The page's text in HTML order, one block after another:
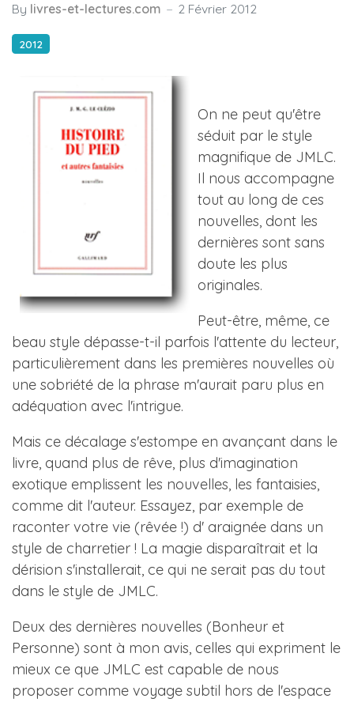
By livres-et-lectures.com 2 Février 2012
2012
On ne peut qu'être
séduit par le style
magnifique de JMLC.
Il nous accompagne
tout au long de ces
nouvelles, dont les
dernières sont sans
doute les plus
originales.
Peut-être, même, ce
beau style dépasse-t-il parfois l'attente du lecteur,
particulièrement dans les premières nouvelles où
une sobriété de la phrase m'aurait paru plus en
adéquation avec l'intrigue.
Mais ce décalage s'estompe en avançant dans le
livre, quand plus de rêve, plus d'imagination
exotique emplissent les nouvelles, les fantaisies,
comme dit l'auteur. Essayez, par exemple de
raconter votre vie (rêvée !) d' araignée dans un
style de charretier ! La magie disparaîtrait et la
dérision s'installerait, ce qui ne serait pas du tout
dans le style de JMLC.
Deux des dernières nouvelles (Bonheur et
Personne) sont à mon avis, celles qui expriment le
mieux ce que JMLC est capable de nous
proposer comme voyage subtil hors de l'espace